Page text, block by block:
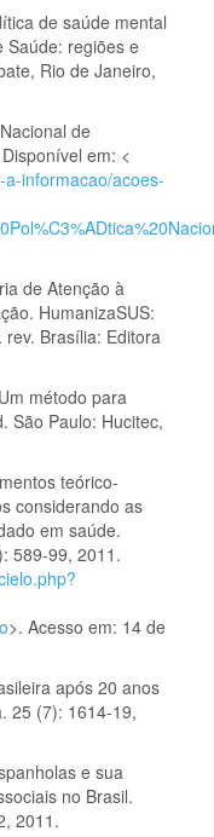
de saúde mental
Saúde: regiões e
Rio de Janeiro,
de
em: <
informacao/acoes-
de Atenção à
HumanizaSUS:
rev. Brasília: Editora
método para
São Paulo: Hucitec,
teórico-
considerando as
em saúde.
589-99, 2011.
>. Acesso em: 14 de
após 20 anos
25 (7): 1614-19,
e sua
no Brasil.
2011.